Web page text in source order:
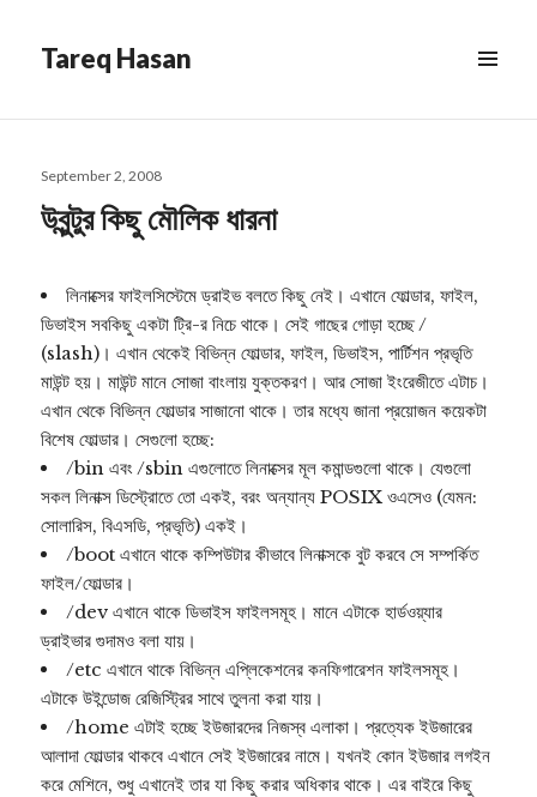
Tareq Hasan
WIDGETS
Posted
September 2, 2008
উবুন্টুর কিছু মৌলিক ধারনা
লিনাক্সের ফাইলসিস্টেমে ড্রাইভ বলতে কিছু নেই। এখানে ফোল্ডার, ফাইল,
ডিভাইস সবকিছু একটা ট্রি-র নিচে থাকে। সেই গাছের গোড়া হচ্ছে /
(slash)। এখান থেকেই বিভিন্ন ফোল্ডার, ফাইল, ডিভাইস, পার্টিশন প্রভৃতি
মাউন্ট হয়। মাউন্ট মানে সোজা বাংলায় যুক্তকরণ। আর সোজা ইংরেজীতে এটাচ।
এখান থেকে বিভিন্ন ফোল্ডার সাজানো থাকে। তার মধ্যে জানা প্রয়োজন কয়েকটা
বিশেষ ফোল্ডার। সেগুলো হচ্ছে:
/bin এবং /sbin এগুলোতে লিনাক্সের মূল কমান্ডগুলো থাকে। যেগুলো
সকল লিনাক্স ডিস্ট্রোতে তো একই, বরং অন্যান্য POSIX ওএসেও (যেমন:
সোলারিস, বিএসডি, প্রভৃতি) একই।
/boot এখানে থাকে কম্পিউটার কীভাবে লিনাক্সকে বুট করবে সে সম্পর্কিত
ফাইল/ফোল্ডার।
/dev এখানে থাকে ডিভাইস ফাইলসমূহ। মানে এটাকে হার্ডওয়্যার
ড্রাইভার গুদামও বলা যায়।
/etc এখানে থাকে বিভিন্ন এপ্লিকেশনের কনফিগারেশন ফাইলসমূহ।
এটাকে উইন্ডোজ রেজিস্ট্রির সাথে তুলনা করা যায়।
/home এটাই হচ্ছে ইউজারদের নিজস্ব এলাকা। প্রত্যেক ইউজারের
আলাদা ফোল্ডার থাকবে এখানে সেই ইউজারের নামে। যখনই কোন ইউজার লগইন
করে মেশিনে, শুধু এখানেই তার যা কিছু করার অধিকার থাকে। এর বাইরে কিছু